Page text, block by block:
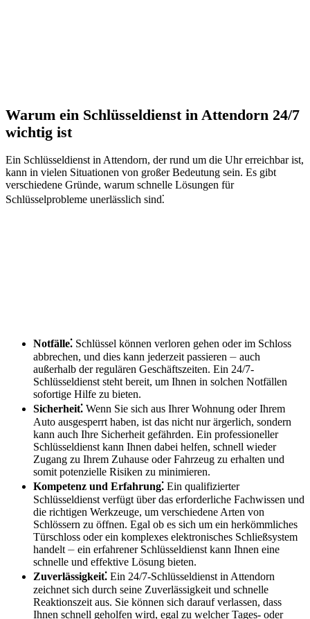
Warum ein Schlüsseldienst in Attendorn 24/7
wichtig ist
Ein Schlüsseldienst in Attendorn, der rund um die Uhr erreichbar ist,
kann in vielen Situationen von großer Bedeutung sein.​ Es gibt
verschiedene Gründe, warum schnelle Lösungen für
Schlüsselprobleme unerlässlich sind⁚
Notfälle⁚ Schlüssel können verloren gehen oder im Schloss
abbrechen, und dies kann jederzeit passieren ⏤ auch
außerhalb der regulären Geschäftszeiten.​ Ein 24/7-
Schlüsseldienst steht bereit, um Ihnen in solchen Notfällen
sofortige Hilfe zu bieten.​
Sicherheit⁚ Wenn Sie sich aus Ihrer Wohnung oder Ihrem
Auto ausgesperrt haben, ist das nicht nur ärgerlich, sondern
kann auch Ihre Sicherheit gefährden.​ Ein professioneller
Schlüsseldienst kann Ihnen dabei helfen, schnell wieder
Zugang zu Ihrem Zuhause oder Fahrzeug zu erhalten und
somit potenzielle Risiken zu minimieren.​
Kompetenz und Erfahrung⁚ Ein qualifizierter
Schlüsseldienst verfügt über das erforderliche Fachwissen und
die richtigen Werkzeuge, um verschiedene Arten von
Schlössern zu öffnen.​ Egal ob es sich um ein herkömmliches
Türschloss oder ein komplexes elektronisches Schließsystem
handelt ⏤ ein erfahrener Schlüsseldienst kann Ihnen eine
schnelle und effektive Lösung bieten.​
Zuverlässigkeit⁚ Ein 24/7-Schlüsseldienst in Attendorn
zeichnet sich durch seine Zuverlässigkeit und schnelle
Reaktionszeit aus.​ Sie können sich darauf verlassen, dass
Ihnen schnell geholfen wird, egal zu welcher Tages- oder